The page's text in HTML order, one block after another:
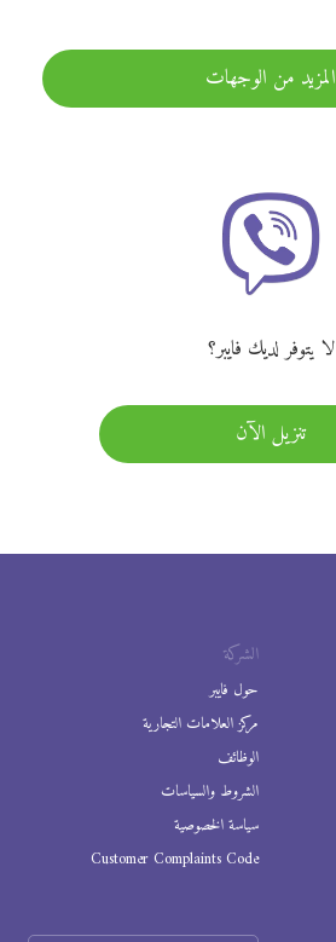
المزيد من الوجهات
لا يتوفر لديك فايبر؟
تنزيل الآن
الشركة
حول فايبر
مركز العلامات التجارية
الوظائف
الشروط والسياسات
سياسة الخصوصية
Customer Complaints Code